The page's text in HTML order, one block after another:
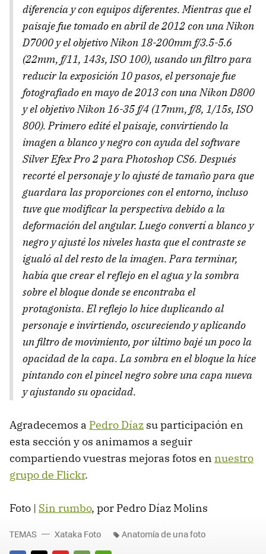
diferencia y con equipos diferentes. Mientras que el
paisaje fue tomado en abril de 2012 con una Nikon
D7000 y el objetivo Nikon 18-200mm f/3.5-5.6
(22mm, f/11, 143s, ISO 100), usando un filtro para
reducir la exposición 10 pasos, el personaje fue
fotografiado en mayo de 2013 con una Nikon D800
y el objetivo Nikon 16-35 f/4 (17mm, f/8, 1/15s, ISO
800). Primero edité el paisaje, convirtiendo la
imagen a blanco y negro con ayuda del software
Silver Efex Pro 2 para Photoshop CS6. Después
recorté el personaje y lo ajusté de tamaño para que
guardara las proporciones con el entorno, incluso
tuve que modificar la perspectiva debido a la
deformación del angular. Luego convertí a blanco y
negro y ajusté los niveles hasta que el contraste se
igualó al del resto de la imagen. Para terminar,
había que crear el reflejo en el agua y la sombra
sobre el bloque donde se encontraba el
protagonista. El reflejo lo hice duplicando al
personaje e invirtiendo, oscureciendo y aplicando
un filtro de movimiento, por último bajé un poco la
opacidad de la capa. La sombra en el bloque la hice
pintando con el pincel negro sobre una capa nueva
y ajustando su opacidad.
Agradecemos a Pedro Díaz su participación en
esta sección y os animamos a seguir
compartiendo vuestras mejoras fotos en nuestro
grupo de Flickr.
Foto | Sin rumbo, por Pedro Díaz Molins
TEMAS Xataka Foto Anatomía de una foto